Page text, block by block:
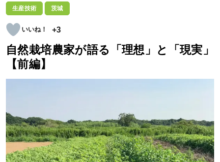
生産技術 茨城
+3
自然栽培農家が語る「理想」と「現実」
【前編】